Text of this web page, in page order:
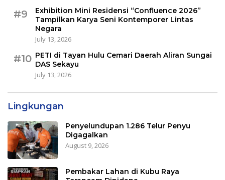
#9
Exhibition Mini Residensi “Confluence 2026”
Tampilkan Karya Seni Kontemporer Lintas
Negara
July 13, 2026
#10 PETI di Tayan Hulu Cemari Daerah Aliran Sungai
DAS Sekayu
July 13, 2026
Lingkungan
Penyelundupan 1.286 Telur Penyu
Digagalkan
August 9, 2026
Pembakar Lahan di Kubu Raya